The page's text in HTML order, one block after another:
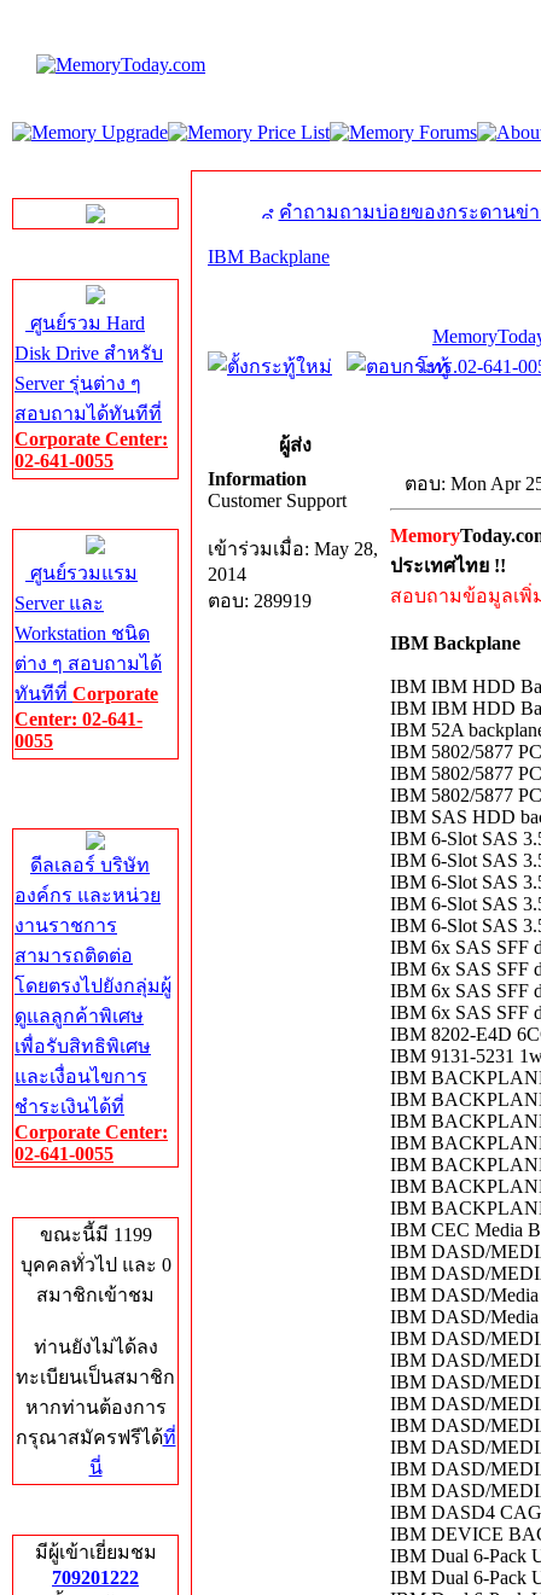
ศูนย์รวม Hard
Disk Drive สำหรับ
Server รุ่นต่าง ๆ
สอบถามได้ทันทีที่
Corporate Center:
02-641-0055
ศูนย์รวมแรม
Server และ
Workstation ชนิด
ต่าง ๆ สอบถามได้
ทันทีที่ Corporate
Center: 02-641-
0055
ดีลเลอร์ บริษัท
องค์กร และหน่วย
งานราชการ
สามารถติดต่อ
โดยตรงไปยังกลุ่มผู้
ดูแลลูกค้าพิเศษ
เพื่อรับสิทธิพิเศษ
และเงื่อนไขการ
ชำระเงินได้ที่
Corporate Center:
02-641-0055
ขณะนี้มี 1199
บุคคลทั่วไป และ 0
สมาชิกเข้าชม
ท่านยังไม่ได้ลง
ทะเบียนเป็นสมาชิก
หากท่านต้องการ
กรุณาสมัครฟรีได้ที่
นี่
มีผู้เข้าเยี่ยมชม
709201222
คำถามถามบ่อยของกระดานข่
IBM Backplane
โทร.02-641-
ผู้ส่ง
Information
Customer Support
เข้าร่วมเมื่อ: May 28,
2014
ตอบ: 289919
ตอบ: Mon Apr
Memory
ประเทศไทย !!
สอบถามข้อมูลเพิ่
IBM Backplane
IBM IBM HDD
IBM IBM HDD
IBM 52A
IBM 5802/5877
IBM 5802/5877
IBM 5802/5877
IBM SAS HDD
IBM 6-Slot SAS
IBM 6-Slot SAS
IBM 6-Slot SAS
IBM 6-Slot SAS
IBM 6-Slot SAS
IBM 6x SAS SFF
IBM 6x SAS SFF
IBM 6x SAS SFF
IBM 6x SAS SFF
IBM 8202-E4D
IBM 9131-5231
IBM
IBM
IBM
IBM
IBM
IBM
IBM
IBM CEC Media
IBM DASD/
IBM DASD/
IBM DASD/Media
IBM DASD/Media
IBM DASD/
IBM DASD/
IBM DASD/
IBM DASD/
IBM DASD/
IBM DASD/
IBM DASD/
IBM DASD/
IBM DASD4
IBM DEVICE
IBM Dual 6-Pack
IBM Dual 6-Pack